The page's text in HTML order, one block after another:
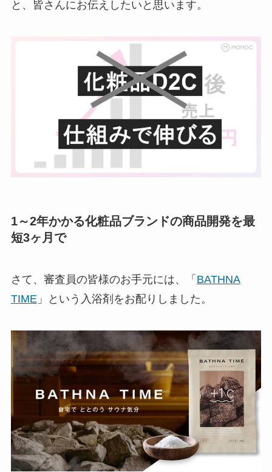
と、皆さんにお伝えしたいと思います。
1～2年かかる化粧品ブランドの商品開発を最
短3ヶ月で
さて、審査員の皆様のお手元には、「 BATHNA
TIME」という入浴剤をお配りしました。